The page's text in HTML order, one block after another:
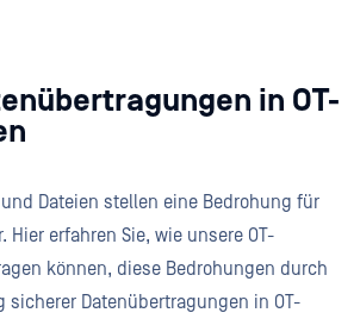
in OT-
Dateien stellen eine Bedrohung für
Hier erfahren Sie, wie unsere OT-
können, diese Bedrohungen durch
Datenübertragungen in OT-